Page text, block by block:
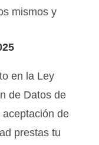
mismos y
en la Ley
de Datos de
de
prestas tu